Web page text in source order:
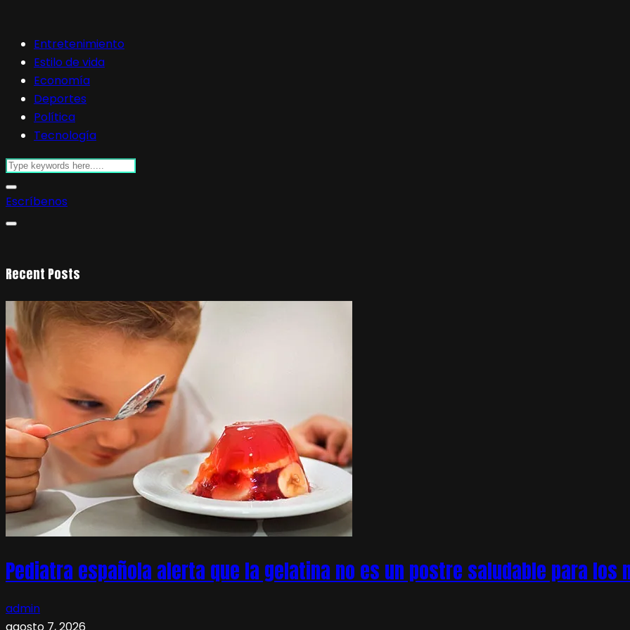
Entretenimiento
Estilo de vida
Economía
Deportes
Política
Tecnología
Escríbenos
Recent Posts
Pediatra española alerta que la gelatina no es un postre saludable para los
admin